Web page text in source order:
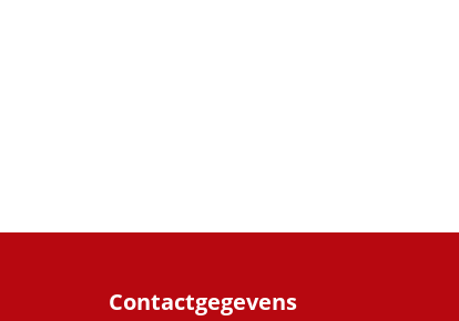
Contactgegevens